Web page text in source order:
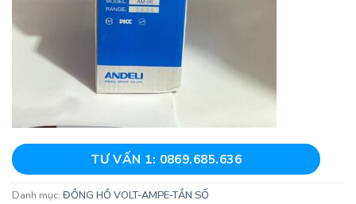
TƯ VẤN 1: 0869.685.636
Danh mục: ĐỒNG HỒ VOLT-AMPE-TẦN SỐ